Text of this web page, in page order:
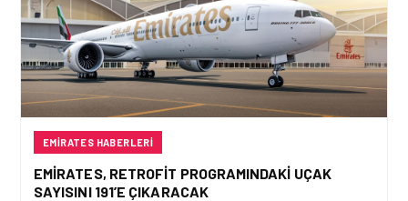
EMIRATES HABERLERI
EMIRATES, RETROFIT PROGRAMINDAKI UÇAK
SAYISINI 191’E ÇIKARACAK